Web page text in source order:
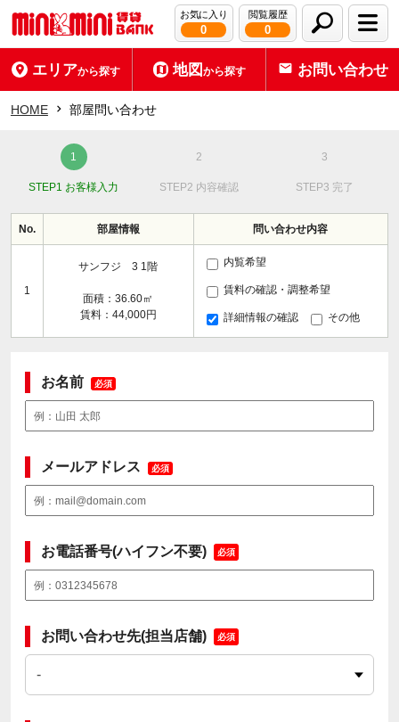
お気に入り
0
閲覧履歴
0
エリアから探す 地図から探す お問い合わせ
HOME 部屋問い合わせ
STEP1 お客様入力 STEP2 内容確認 STEP3 完了
No. 部屋情報 問い合わせ内容
1
サンフジ 3 1階
面積：36.60㎡
賃料：44,000円
内覧希望
賃料の確認・調整希望
詳細情報の確認 その他
お名前 必須
メールアドレス 必須
お電話番号(ハイフン不要) 必須
お問い合わせ先(担当店舗) 必須